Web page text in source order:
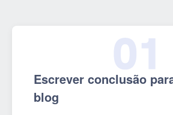
Escrever conclusão
blog